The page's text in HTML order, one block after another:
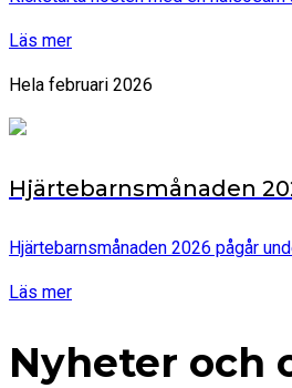
Läs mer
Hela februari 2026
Hjärtebarnsmånaden
Hjärtebarnsmånaden 2026 pågår
Läs mer
Nyheter och